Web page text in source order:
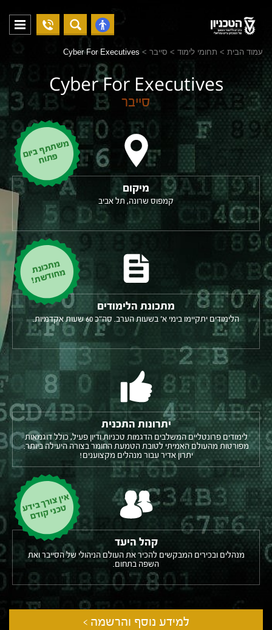
פתח
נגישות
04-
8294228
פתח
עמוד הבית > תחומי לימוד > סייבר >
Cyber For Executives
Cyber For Executives
סייבר
מ
ש
ת
ת
ף
ב
יום
פ
ת
וח
מיקום
קמפוס שרונה, תל אביב
מ
ת
כונת
מ
ח
וד
ש
ת
!
מתכונת הלימודים
הלימודים יתקיימו בימי א' בשעות הערב. סה"כ 60 שעות אקדמיות.
יתרונות התכנית
לימודים פרונטליים המשלבים הדגמות טכניות ודיון פעיל, כולל דוגמאות
מפורטות מהעולם האמיתי לטובת הטמעת החומר בצורה היעילה ביותר.
יתרון אדיר עבור מנהלים מקצוענים!
א
ין צ
ורך ב
יד
ע ט
כני ק
וד
ם
קהל היעד
מנהלים ובכירים המבקשים להכיר את העולם הניהולי של הסייבר ואת
השפה בתחום.
למידע נוסף והרשמה >